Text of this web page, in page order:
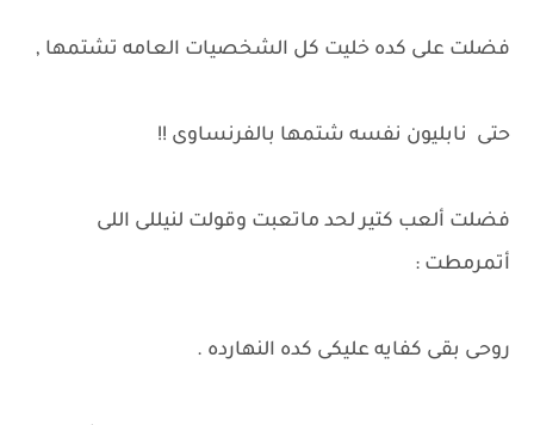
فضلت على كده خليت كل الشخصيات العامه تشتمها ,
حتى نابليون نفسه شتمها بالفرنساوى !!
فضلت ألعب كتير لحد ماتعبت وقولت لنيللى اللى
أتمرمطت :
روحى بقى كفايه عليكى كده النهارده .